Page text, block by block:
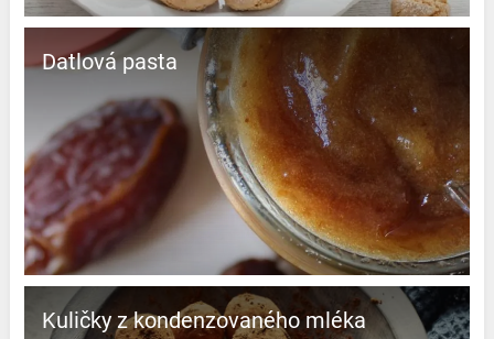
Datlová pasta
Kuličky z kondenzovaného mléka